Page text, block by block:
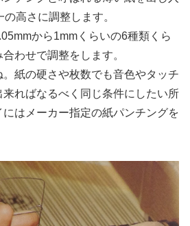
高さに調整します。
から1mmくらいの6種類くら
わせで調整をします。
紙の硬さや枚数でも音色やタッチ
ればなるべく同じ条件にしたい所
はメーカー指定の紙パンチングを